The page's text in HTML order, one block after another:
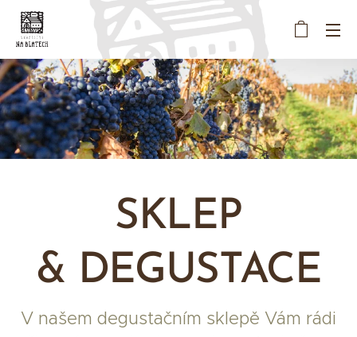
SKLEP
& DEGUSTACE
V našem degustačním sklepě Vám rádi